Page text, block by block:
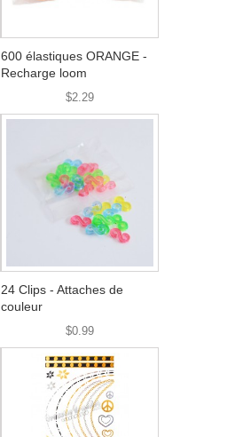
600 élastiques ORANGE -
Recharge loom
$2.29
24 Clips - Attaches de
couleur
$0.99